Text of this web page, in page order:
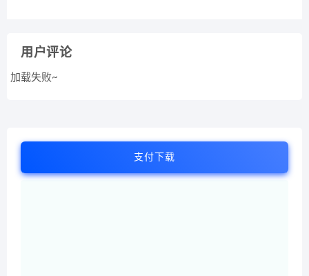
用户评论
加载失败~
支付下载